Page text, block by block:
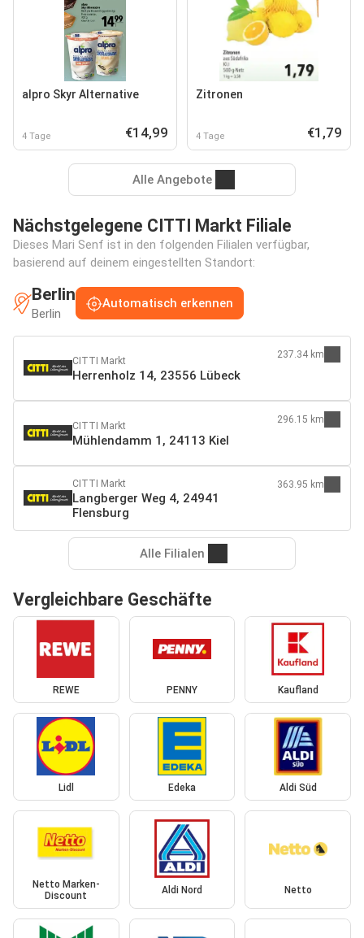
alpro Skyr Alternative
4 Tage €14,99
Zitronen
4 Tage €1,79
Alle Angebote
Nächstgelegene CITTI Markt Filiale
Dieses Mari Senf ist in den folgenden Filialen verfügbar,
basierend auf deinem eingestellten Standort:
Berlin
Berlin
Automatisch erkennen
CITTI Markt
Herrenholz 14, 23556 Lübeck
237.34 km
CITTI Markt
Mühlendamm 1, 24113 Kiel
296.15 km
CITTI Markt
Langberger Weg 4, 24941
Flensburg
363.95 km
Alle Filialen
Vergleichbare Geschäfte
REWE PENNY Kaufland
Lidl Edeka Aldi Süd
Netto Marken-
Discount
Aldi Nord Netto